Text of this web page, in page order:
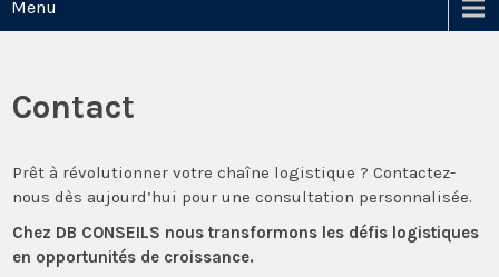
Menu
Contact
Prêt à révolutionner votre chaîne logistique ? Contactez-
nous dès aujourd’hui pour une consultation personnalisée.
Chez DB CONSEILS nous transformons les défis logistiques
en opportunités de croissance.